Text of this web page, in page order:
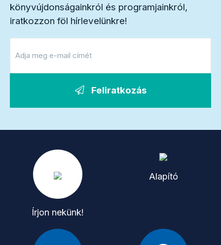
könyvújdonságainkról és programjainkról,
iratkozzon föl hírlevelünkre!
Feliratkozás
Írjon nekünk!
Alapító